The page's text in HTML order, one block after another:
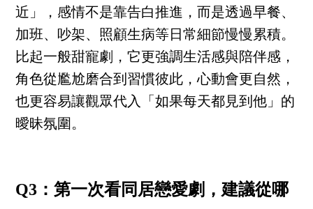
近」，感情不是靠告白推進，而是透過早餐、
加班、吵架、照顧生病等日常細節慢慢累積。
比起一般甜寵劇，它更強調生活感與陪伴感，
角色從尷尬磨合到習慣彼此，心動會更自然，
也更容易讓觀眾代入「如果每天都見到他」的
曖昧氛圍。
Q3：第一次看同居戀愛劇，建議從哪